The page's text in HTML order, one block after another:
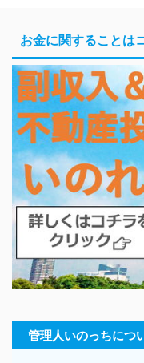
お金に関することは
管理人いのっちにつ